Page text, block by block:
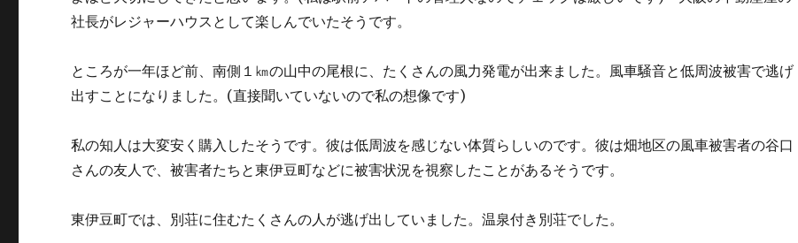
社長がレジャーハウスとして楽しんでいたそうです。
ところが一年ほど前、南側１㎞の山中の尾根に、たくさんの風力発電が出来ました。風車騒音と低周波被害で逃げ
出すことになりました。(直接聞いていないので私の想像です)
私の知人は大変安く購入したそうです。彼は低周波を感じない体質らしいのです。彼は畑地区の風車被害者の谷口
さんの友人で、被害者たちと東伊豆町などに被害状況を視察したことがあるそうです。
東伊豆町では、別荘に住むたくさんの人が逃げ出していました。温泉付き別荘でした。